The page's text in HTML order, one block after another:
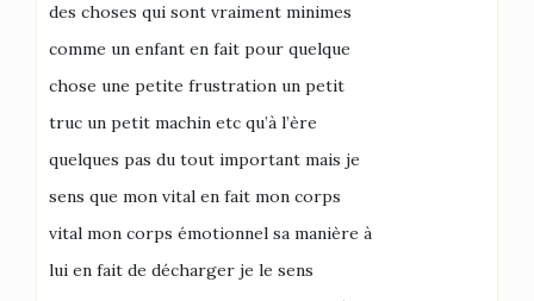
des choses qui sont vraiment minimes
comme un enfant en fait pour quelque
chose une petite frustration un petit
truc un petit machin etc qu’à l’ère
quelques pas du tout important mais je
sens que mon vital en fait mon corps
vital mon corps émotionnel sa manière à
lui en fait de décharger je le sens